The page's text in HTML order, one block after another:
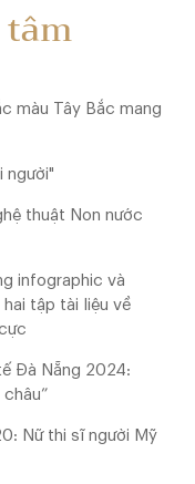
màu Tây Bắc mang
người"
thuật Non nước
infographic và
tập tài liệu về
Đà Nẵng 2024:
Nữ thi sĩ người Mỹ